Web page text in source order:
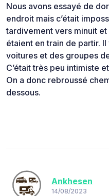
Nous avons essayé de
endroit mais c’était
tardivement vers minuit
étaient en train de partir.
voitures et des groupes
C’était très peu intimiste
On a donc rebroussé
dessous.
Ankhesen
14/08/2023